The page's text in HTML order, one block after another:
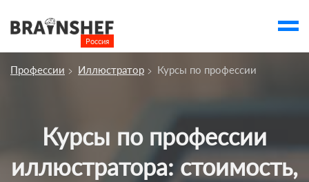
Россия
Компании
Профессии
Профессии Иллюстратор Курсы по профессии
Курсы по профессии
иллюстратора: стоимость,